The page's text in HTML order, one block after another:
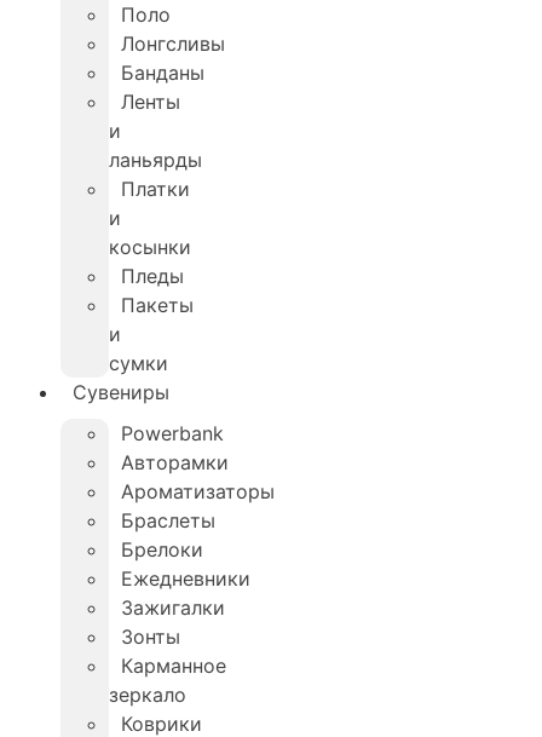
Поло
Лонгсливы
Банданы
Ленты
и
ланьярды
Платки
и
косынки
Пледы
Пакеты
и
сумки
Сувениры
Powerbank
Авторамки
Ароматизаторы
Браслеты
Брелоки
Ежедневники
Зажигалки
Зонты
Карманное
зеркало
Коврики